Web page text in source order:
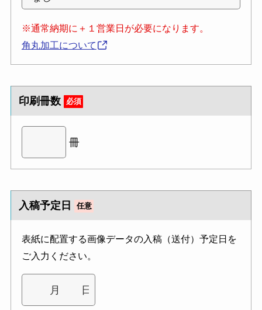
※通常納期に＋１営業日が必要になります。
角丸加工について
印刷冊数 必須
冊
入稿予定日 任意
表紙に配置する画像データの入稿（送付）予定日を
ご入力ください。